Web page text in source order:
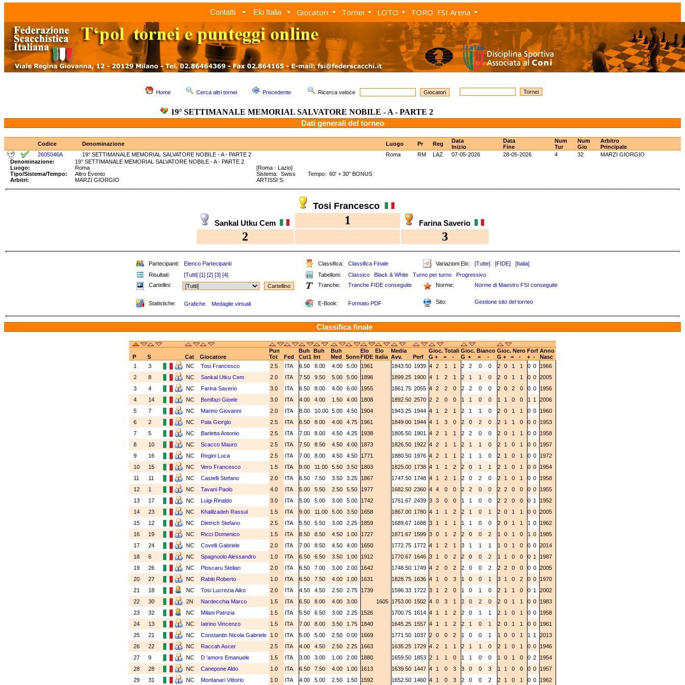
Contatti Elo Italia Giocatori Tornei LOTO TORO FSI Arena
Home Cerca altri tornei Precedente Ricerca veloce
19° SETTIMANALE MEMORIAL SALVATORE NOBILE - A - PARTE 2
Dati generali del torneo
Codice Denominazione Luogo Pr Reg
Data
Inizio
Data
Fine
Num
Tur
Num
Gio
Arbitro
Principale
2605046A
19° SETTIMANALE MEMORIAL SALVATORE NOBILE - A - PARTE 2 Roma RM LAZ 07-05-2026 28-05-2026 4 32
MARZI GIORGIO
Denominazione:
19° SETTIMANALE MEMORIAL SALVATORE NOBILE - A - PARTE 2
Luogo:
Roma
[Roma - Lazio]
Tipo/Sistema/Tempo:
Altro Evento
Sistema: Swiss Tempo: 60' + 30'' BONUS
Arbitri:
MARZI GIORGIO ARTISSI S.
Tosi Francesco
Sankal Utku Cem 1 Farina Saverio
2 3
Partecipanti: Elenco Partecipanti Classifica: Classifica Finale Variazioni Elo: [Tutte] [FIDE]
[Italia]
Risultati:
[Tutti] [1] [2] [3] [4] Tabelloni: Classico Black & White Turno per turno
Progressivo
Cartellini:
Tranche: Tranche FIDE conseguite Norme: Norme di Maestro FSI conseguite
Statistiche: Grafiche Medaglie virtuali E-Book: Formato PDF Sito: Gestione sito del torneo
Classifica finale
Pun Buh Buh Buh Elo Elo Media Gioc. Totali Gioc. Bianco Gioc. Nero Forf Anno
P
S Cat Giocatore Tot Fed Cut1 Int Med SonnFIDE Italia Avv. Perf G + = - G + = - G + = - + -
Nasc
1
3 NC Tosi Francesco 2.5 ITA 6.50 8.00 4.00 5.00 1961 1843.50 1939 4 2 1 1 2 2 0 0 2 0 1 1 0 0
1966
2
8 NC Sankal Utku Cem 2.0 ITA 7.50 9.50 5.00 5.00 1896 1899.25 1900 4 1 2 1 2 1 1 0 2 0 1 1 0 0 2005
3
4 NC Farina Saverio 3.0 ITA 6.50 8.00 4.00 6.00 1955 1861.75 2055 4 2 2 0 2 2 0 0 2 0 2 0 0 0
1956
4
14 NC Bonifazi Gioele 3.0 ITA 4.00 4.00 1.50 4.00 1808 1892.50 2570 2 2 0 0 1 1 0 0 1 1 0 0 1 1
2006
5
7 NC Marino Giovanni 2.0 ITA 8.00 10.00 5.00 4.50 1904 1943.25 1944 4 1 2 1 2 1 1 0 2 0 1 1 0 0
1960
6
2 NC Pala Giorgio 2.5 ITA 6.50 8.00 4.00 4.75 1961 1849.00 1944 4 1 3 0 2 0 2 0 2 1 1 0 0 0
1953
7
5 NC Barletta Antonio 2.5 ITA 7.00 8.00 4.50 4.25 1938 1805.50 1901 4 2 1 1 2 2 0 0 2 0 1 1 0 0
1958
8
10 NC Scacco Mauro 2.5 ITA 7.50 8.50 4.50 4.00 1873 1826.50 1922 4 2 1 1 2 1 1 0 2 1 0 1 0 0
1957
9
16 NC Regini Luca 2.5 ITA 7.00 8.00 4.50 4.50 1771 1880.50 1976 4 2 1 1 2 1 1 0 2 1 0 1 0 0
1972
10
15 NC Vero Francesco 1.5 ITA 9.00 11.00 5.50 3.50 1803 1825.00 1738 4 1 1 2 2 0 1 1 2 1 0 1 0 0
1954
11
11 NC Castelli Stefano 2.0 ITA 6.50 7.50 3.50 3.25 1867 1747.50 1748 4 1 2 1 2 0 2 0 2 1 0 1 0 0
1958
12
1 NC Tavani Paolo 4.0 ITA 5.00 5.50 2.50 5.50 1977 1682.50 2360 4 4 0 0 2 2 0 0 2 2 0 0 0 0
1955
13
17 NC Luigi Rinaldo 3.0 ITA 5.00 5.00 3.00 5.00 1742 1761.67 2439 3 3 0 0 1 1 0 0 2 2 0 0 0 1
1952
14
23 NC Khalilzadeh Rassul 1.5 ITA 9.00 11.00 5.00 3.50 1658 1867.00 1780 4 1 1 2 2 1 0 1 2 0 1 1 0 0 2005
15
12 NC Dietrich Stefano 2.5 ITA 5.50 5.50 3.00 2.25 1859 1689.67 1688 3 1 1 1 1 1 0 0 2 0 1 1 1 0
1962
16
19 NC Ricci Domenico 1.5 ITA 8.50 8.50 4.50 1.00 1727 1871.67 1599 3 0 1 2 2 0 0 2 1 0 1 0 1 0
1985
17
24 NC Covelli Gabriele 2.0 ITA 7.00 8.50 4.50 4.00 1650 1772.75 1772 4 1 2 1 3 1 1 1 1 0 1 0 0 0 2014
18
6 NC Spagnuolo Alessandro 1.0 ITA 6.50 6.50 3.50 1.00 1912 1770.67 1646 3 1 0 2 2 0 0 2 1 1 0 0 0 1
1987
19
26 NC Ploscaru Stelian 2.0 ITA 6.50 7.00 3.00 2.00 1642 1748.50 1749 4 2 0 2 2 0 0 2 2 2 0 0 0 0 2005
20
27 NC Rabiti Roberto 1.0 ITA 6.50 7.50 4.00 1.00 1631 1828.75 1636 4 1 0 3 1 0 0 1 3 1 0 2 0 0
1970
21
18 NC Tosi Lucrezia Aiko 2.0 ITA 4.50 4.50 2.50 2.75 1739 1596.33 1722 3 1 2 0 1 0 1 0 2 1 1 0 0 1
2002
22
30 2N Nardecchia Marco 1.5 ITA 6.50 8.00 4.00 3.00 1605 1753.00 1502 4 0 3 1 2 0 2 0 2 0 1 1 0 0
1983
23
32 NC Milani Patrizia 1.5 ITA 5.50 6.50 3.00 2.25 1526 1700.75 1614 4 1 1 2 2 0 1 1 2 1 0 1 0 0
1958
24
13 NC Iatrino Vincenzo 1.5 ITA 7.00 8.00 3.50 1.75 1840 1645.25 1557 4 1 1 2 2 1 0 1 2 0 1 1 0 0
1961
25
21 NC Constantin Nicola Gabriele 1.0 ITA 5.00 5.00 2.50 0.00 1669 1771.50 1037 2 0 0 2 1 0 0 1 1 0 0 1 1 1
2013
26
22 NC Raccah Ascer 2.5 ITA 4.00 4.50 2.50 2.25 1663 1635.25 1729 4 2 1 1 2 1 1 0 2 1 0 1 0 0
1946
27
9 NC D 'amore Emanuele 1.5 ITA 3.00 3.00 1.00 2.00 1880 1659.50 1853 2 1 1 0 1 1 0 0 1 0 1 0 0 2
1954
28
28 NC Canepone Aldo 1.0 ITA 6.50 7.50 4.00 1.00 1613 1639.50 1447 4 1 0 3 3 0 0 3 1 1 0 0 0 0
1957
29
31 NC Montanari Vittorio 1.0 ITA 4.00 5.00 2.50 1.50 1592 1652.50 1460 4 1 0 3 2 0 0 2 2 1 0 1 0 0 1962